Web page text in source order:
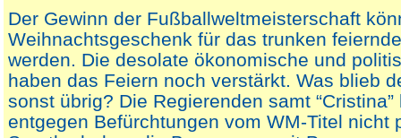
Der Gewinn der Fußballweltmeisterschaft
Weihnachtsgeschenk für das trunken
werden. Die desolate ökonomische und
haben das Feiern noch verstärkt. Was blieb
sonst übrig? Die Regierenden samt “Cristina”
entgegen Befürchtungen vom WM-Titel nicht